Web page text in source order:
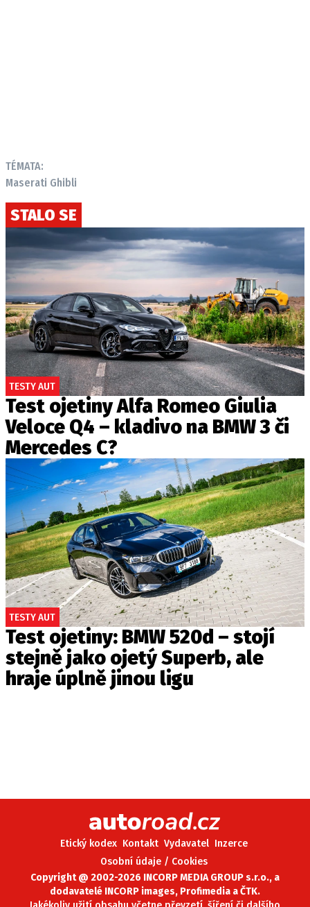
TÉMATA:
Maserati Ghibli
STALO SE
TESTY AUT
Test ojetiny Alfa Romeo Giulia
Veloce Q4 – kladivo na BMW 3 či
Mercedes C?
TESTY AUT
Test ojetiny: BMW 520d – stojí
stejně jako ojetý Superb, ale
hraje úplně jinou ligu
Etický kodex Kontakt Vydavatel Inzerce
Osobní údaje / Cookies
Copyright @ 2002-2026 INCORP MEDIA GROUP s.r.o., a
dodavatelé INCORP images, Profimedia a ČTK.